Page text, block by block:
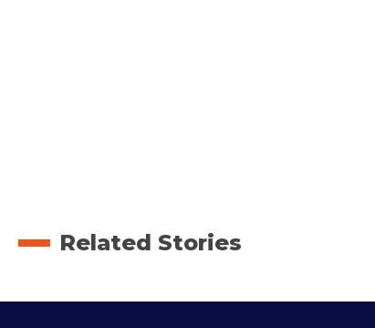
Related Stories